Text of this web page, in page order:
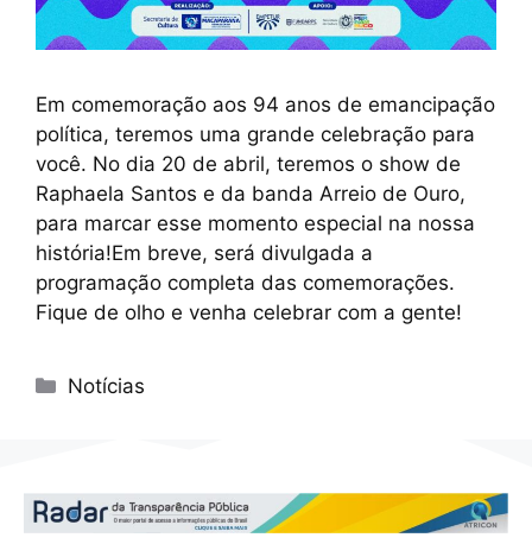
Em comemoração aos 94 anos de emancipação
política, teremos uma grande celebração para
você. No dia 20 de abril, teremos o show de
Raphaela Santos e da banda Arreio de Ouro,
para marcar esse momento especial na nossa
história!Em breve, será divulgada a
programação completa das comemorações.
Fique de olho e venha celebrar com a gente!
Notícias